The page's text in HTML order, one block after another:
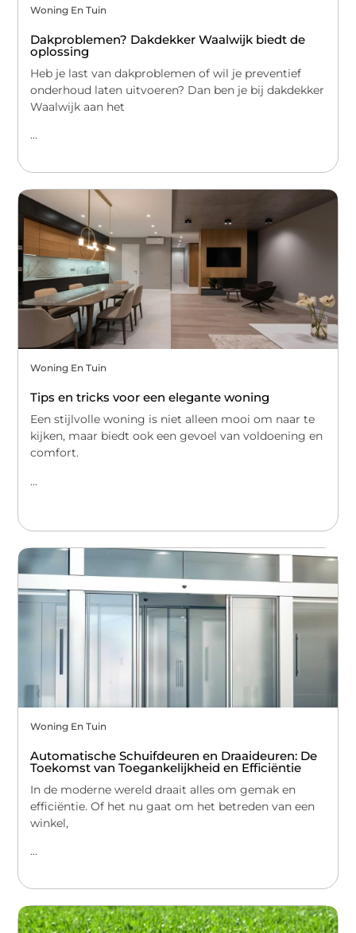
Woning En Tuin
Dakproblemen? Dakdekker Waalwijk biedt de
oplossing
Heb je last van dakproblemen of wil je preventief
onderhoud laten uitvoeren? Dan ben je bij dakdekker
Waalwijk aan het
...
Woning En Tuin
Tips en tricks voor een elegante woning
Een stijlvolle woning is niet alleen mooi om naar te
kijken, maar biedt ook een gevoel van voldoening en
comfort.
...
Woning En Tuin
Automatische Schuifdeuren en Draaideuren: De
Toekomst van Toegankelijkheid en Efficiëntie
In de moderne wereld draait alles om gemak en
efficiëntie. Of het nu gaat om het betreden van een
winkel,
...